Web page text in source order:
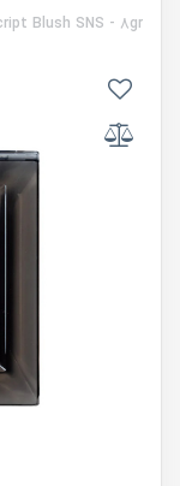
Blush SNS - 8gr